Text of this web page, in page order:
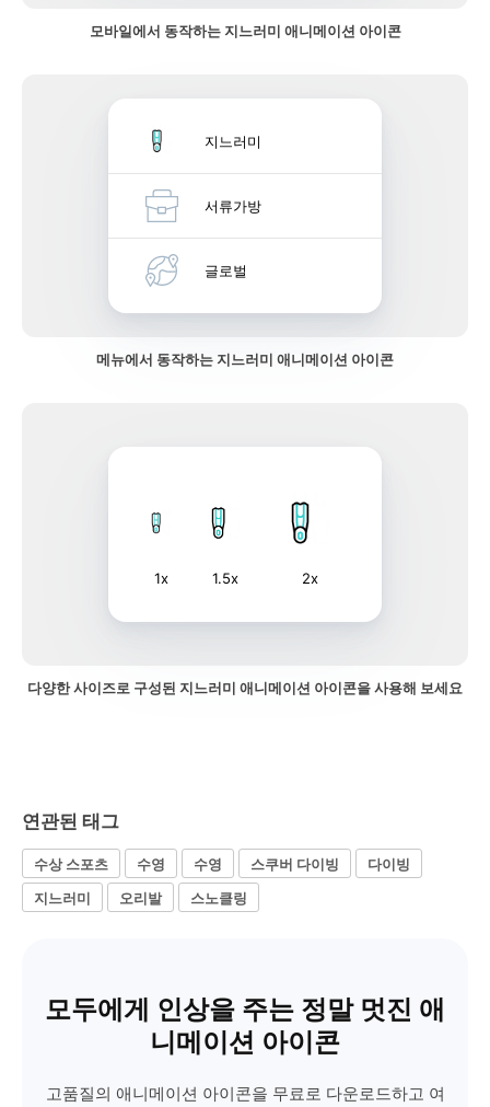
모바일에서 동작하는 지느러미 애니메이션 아이콘
지느러미
서류가방
글로벌
메뉴에서 동작하는 지느러미 애니메이션 아이콘
1x 1.5x 2x
다양한 사이즈로 구성된 지느러미 애니메이션 아이콘을 사용해 보세요
연관된 태그
수상 스포츠 수영 수영 스쿠버 다이빙
다이빙
지느러미
오리발 스노클링
모두에게 인상을 주는 정말 멋진 애
니메이션 아이콘
고품질의 애니메이션 아이콘을 무료로 다운로드하고 여